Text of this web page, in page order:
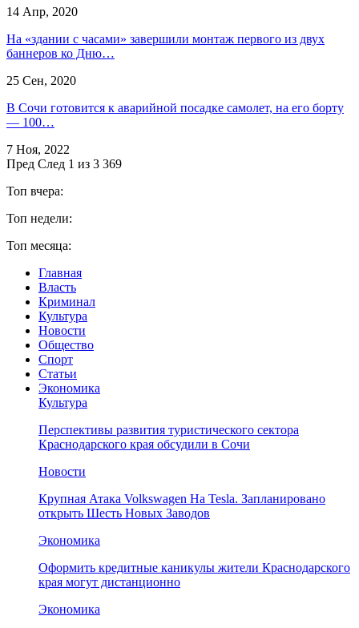
14 Апр, 2020
На «здании с часами» завершили монтаж первого из двух
баннеров ко Дню…
25 Сен, 2020
В Сочи готовится к аварийной посадке самолет, на его борту
— 100…
7 Ноя, 2022
Пред След 1 из 3 369
Топ вчера:
Топ недели:
Топ месяца:
Главная
Власть
Криминал
Культура
Новости
Общество
Спорт
Статьи
Экономика
Культура
Перспективы развития туристического сектора
Краснодарского края обсудили в Сочи
Новости
Крупная Атака Volkswagen На Tesla. Запланировано
открыть Шесть Новых Заводов
Экономика
Оформить кредитные каникулы жители Краснодарского
края могут дистанционно
Экономика